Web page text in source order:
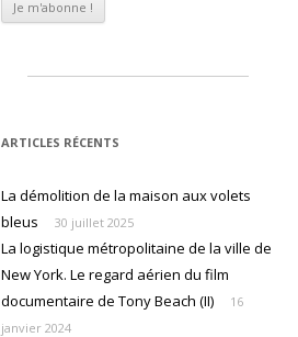
ARTICLES RÉCENTS
La démolition de la maison aux volets
bleus
30 juillet 2025
La logistique métropolitaine de la ville de
New York. Le regard aérien du film
documentaire de Tony Beach (II)
16
janvier 2024